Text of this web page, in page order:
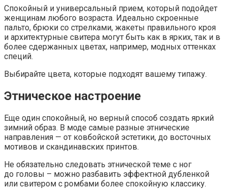
Спокойный и универсальный прием, который подойдет
женщинам любого возраста. Идеально скроенные
пальто, брюки со стрелками, жакеты правильного кроя
и архитектурные свитера могут быть как в ярких, так и в
более сдержанных цветах, например, модных оттенках
специй.
Выбирайте цвета, которые подходят вашему типажу.
Этническое настроение
Еще один спокойный, но верный способ создать яркий
зимний образ. В моде самые разные этнические
направления — от ковбойской эстетики, до восточных
мотивов и скандинавских принтов.
Не обязательно следовать этнической теме с ног
до головы – можно разбавить эффектной дубленкой
или свитером с ромбами более спокойную классику.